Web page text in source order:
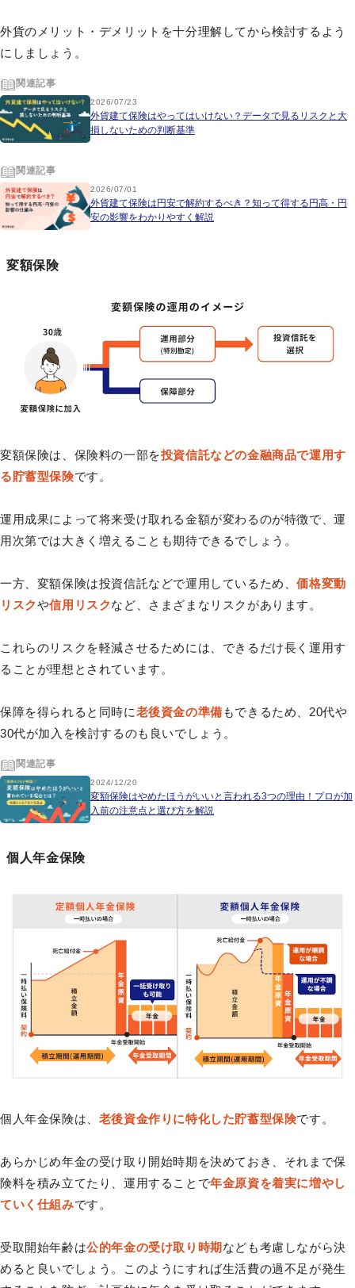
外貨のメリット・デメリットを十分理解してから検討するよう
にしましょう。
関連記事
2026/07/23
外貨建て保険はやってはいけない？データで見るリスクと大
損しないための判断基準
関連記事
2026/07/01
外貨建て保険は円安で解約するべき？知って得する円高・円
安の影響をわかりやすく解説
変額保険
変額保険は、保険料の一部を投資信託などの金融商品で運用す
る貯蓄型保険です。
運用成果によって将来受け取れる金額が変わるのが特徴で、運
用次第では大きく増えることも期待できるでしょう。
一方、変額保険は投資信託などで運用しているため、価格変動
リスクや信用リスクなど、さまざまなリスクがあります。
これらのリスクを軽減させるためには、できるだけ長く運用す
ることが理想とされています。
保障を得られると同時に老後資金の準備 もできるため、20代や
30代が加入を検討するのも良いでしょう。
関連記事
2024/12/20
変額保険はやめたほうがいいと言われる3つの理由！プロが加
入前の注意点と選び方を解説
個人年金保険
個人年金保険は、 老後資金作りに特化した貯蓄型保険です。
あらかじめ年金の受け取り開始時期を決めておき、それまで保
険料を積み立てたり、運用することで年金原資を着実に増やし
ていく仕組みです。
受取開始年齢は公的年金の受け取り時期 なども考慮しながら決
めると良いでしょう。このようにすれば生活費の過不足が発生